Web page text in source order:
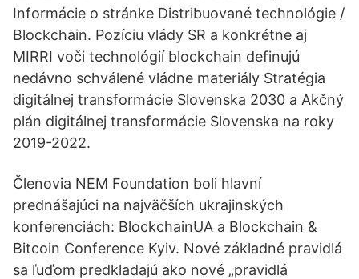
Informácie o stránke Distribuované technológie /
Blockchain. Pozíciu vlády SR a konkrétne aj
MIRRI voči technológií blockchain definujú
nedávno schválené vládne materiály Stratégia
digitálnej transformácie Slovenska 2030 a Akčný
plán digitálnej transformácie Slovenska na roky
2019-2022.
Členovia NEM Foundation boli hlavní
prednášajúci na najväčších ukrajinských
konferenciách: BlockchainUA a Blockchain &
Bitcoin Conference Kyiv. Nové základné pravidlá
sa ľuďom predkladajú ako nové „pravidlá